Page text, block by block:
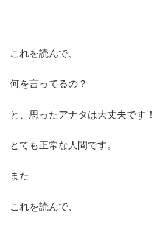
これを読んで、
何を言ってるの？
と、思ったアナタは大丈夫です！
とても正常な人間です。
また
これを読んで、